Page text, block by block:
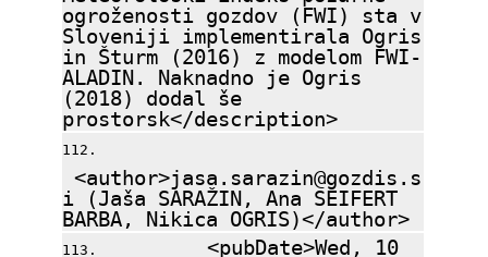
ogroženosti gozdov (FWI) sta v
Sloveniji implementirala Ogris
in Šturm (2016) z modelom FWI-
ALADIN. Naknadno je Ogris
(2018) dodal še
prostorsk</description>
<author>jasa.sarazin@gozdis.s
i (Jaša SARAŽIN, Ana SEIFERT
BARBA, Nikica OGRIS)</author>
<pubDate>Wed, 10